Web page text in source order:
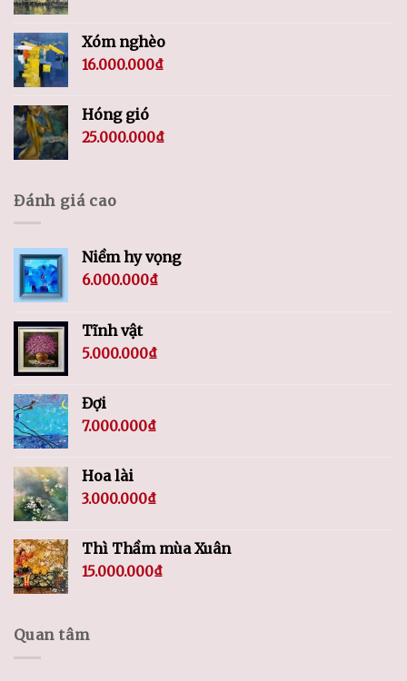
Xóm nghèo
16.000.000₫
Hóng gió
25.000.000₫
Đánh giá cao
Niềm hy vọng
6.000.000₫
Tĩnh vật
5.000.000₫
Đợi
7.000.000₫
Hoa lài
3.000.000₫
Thì Thầm mùa Xuân
15.000.000₫
Quan tâm